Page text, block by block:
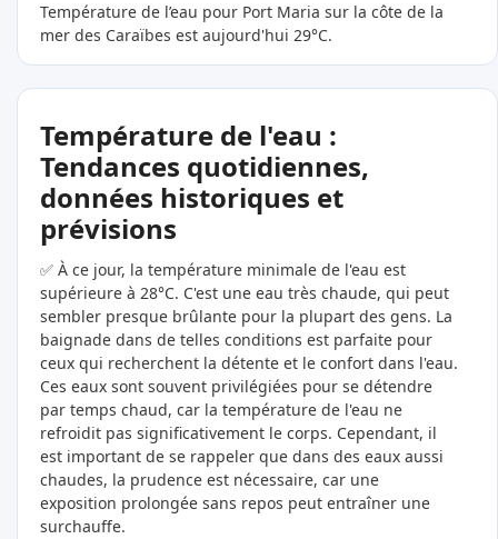
Température de l’eau pour Port Maria sur la côte de la
mer des Caraïbes est aujourd'hui 29°C.
Température de l'eau :
Tendances quotidiennes,
données historiques et
prévisions
✅ À ce jour, la température minimale de l'eau est
supérieure à 28°C. C'est une eau très chaude, qui peut
sembler presque brûlante pour la plupart des gens. La
baignade dans de telles conditions est parfaite pour
ceux qui recherchent la détente et le confort dans l'eau.
Ces eaux sont souvent privilégiées pour se détendre
par temps chaud, car la température de l'eau ne
refroidit pas significativement le corps. Cependant, il
est important de se rappeler que dans des eaux aussi
chaudes, la prudence est nécessaire, car une
exposition prolongée sans repos peut entraîner une
surchauffe.